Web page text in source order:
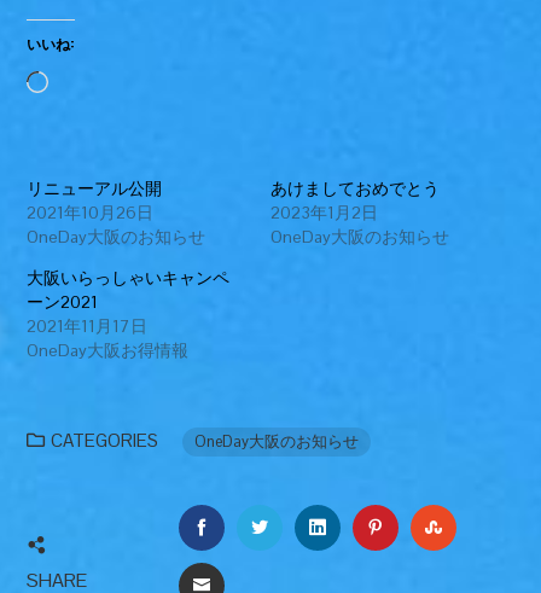
いいね:
読
み
中…
リニューアル公開
2021年10月26日
OneDay大阪のお知らせ
あけましておめでとう
2023年1月2日
OneDay大阪のお知らせ
大阪いらっしゃいキャンペ
ーン2021
2021年11月17日
OneDay大阪お得情報
CATEGORIES OneDay大阪のお知らせ
SHARE
FACEBOOKTWITTERLINKEDINPINTEREST
EMAIL